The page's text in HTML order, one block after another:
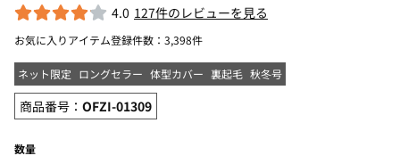
4.0 127件のレビューを見る
お気に入りアイテム登録件数： 3,398件
ネット限定 ロングセラー 体型カバー 裏起毛 秋冬号
商品番号： OFZI-01309
数量